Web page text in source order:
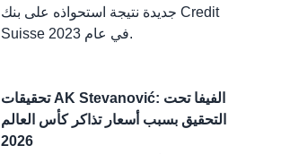
جديدة نتيجة استحواذه على بنك Credit
Suisse في عام 2023.
تحقيقات AK Stevanović: الفيفا تحت
التحقيق بسبب أسعار تذاكر كأس العالم
2026